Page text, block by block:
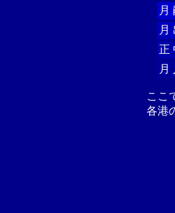
月
月
正
月
ここ
各港